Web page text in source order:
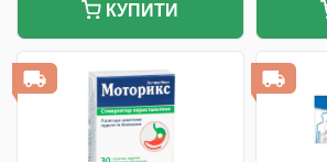
КУПИТИ